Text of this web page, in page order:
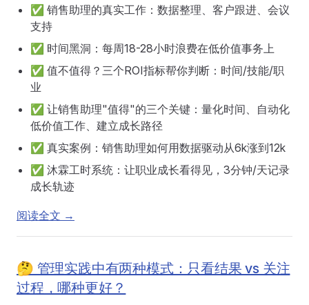
✅ 销售助理的真实工作：数据整理、客户跟进、会议
支持
✅ 时间黑洞：每周18-28小时浪费在低价值事务上
✅ 值不值得？三个ROI指标帮你判断：时间/技能/职
业
✅ 让销售助理"值得"的三个关键：量化时间、自动化
低价值工作、建立成长路径
✅ 真实案例：销售助理如何用数据驱动从6k涨到12k
✅ 沐霖工时系统：让职业成长看得见，3分钟/天记录
成长轨迹
阅读全文 →
🤔 管理实践中有两种模式：只看结果 vs 关注
过程，哪种更好？